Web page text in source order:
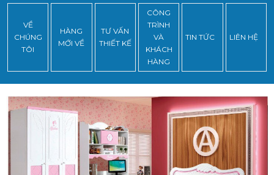
VỀ
CHÚNG
TÔI
HÀNG
MỚI VỀ
TƯ VẤN
THIẾT KẾ
CÔNG
TRÌNH
VÀ
KHÁCH
HÀNG
TIN TỨC LIÊN HỆ